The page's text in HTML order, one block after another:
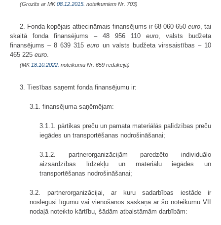
(Grozīts ar MK08.12.2015. noteikumiem Nr. 703)
2. Fonda kopējais attiecināmais finansējums ir 68 060 650 euro , tai
skaitā fonda finansējums – 48 956 110 euro , valsts budžeta
finansējums – 8 639 315euro un valsts budžeta virssaistības – 10
465 225 euro
(MK 18.10.2022. noteikumu Nr. 659 redakcijā)
3. Tiesības saņemt fonda finansējumu ir:
3.1. finansējuma saņēmējam:
3.1.1. pārtikas preču un pamata materiālās palīdzības preču
iegādes un transportēšanas nodrošināšanai;
3.1.2. partnerorganizācijām paredzēto individuālo
aizsardzības līdzekļu un materiālu iegādes un
transportēšanas nodrošināšanai;
3.2. partnerorganizācijai, ar kuru sadarbības iestāde ir
noslēgusi līgumu vai vienošanos saskaņā ar šo noteikumu VII
nodaļā noteikto kārtību, šādām atbalstāmām darbībām: